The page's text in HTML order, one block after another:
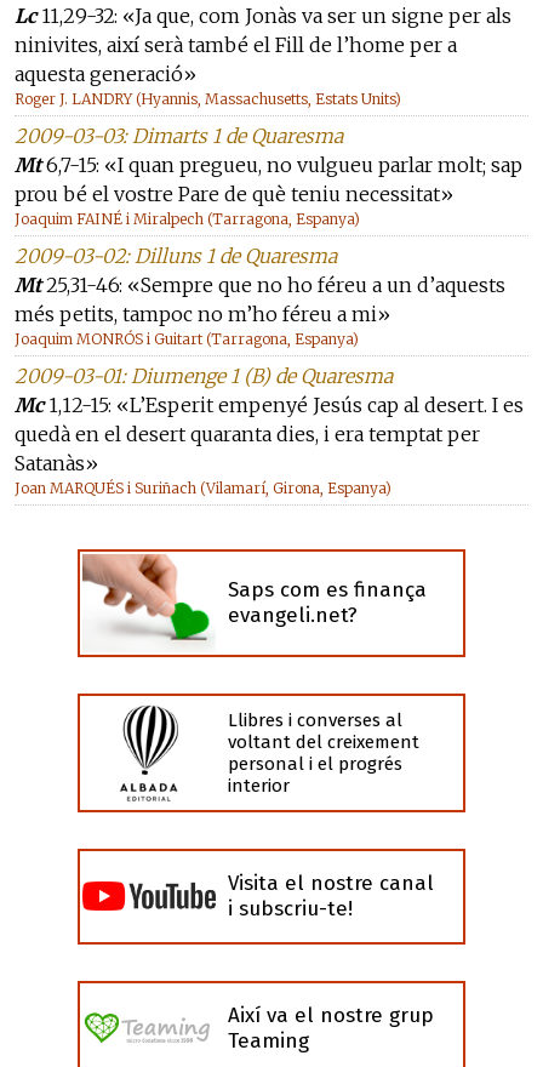
Lc11,29-32: «Ja que, com Jonàs va ser un signe per als
ninivites, així serà també el Fill de l’home per a
aquesta generació»
Roger J. LANDRY (Hyannis, Massachusetts, Estats Units)
2009-03-03: Dimarts 1 de Quaresma
Mt6,7-15: «I quan pregueu, no vulgueu parlar molt; sap
prou bé el vostre Pare de què teniu necessitat»
Joaquim FAINÉ i Miralpech (Tarragona, Espanya)
2009-03-02: Dilluns 1 de Quaresma
Mt25,31-46: «Sempre que no ho féreu a un d’aquests
més petits, tampoc no m’ho féreu a mi»
Joaquim MONRÓS i Guitart (Tarragona, Espanya)
2009-03-01: Diumenge 1 (B) de Quaresma
Mc1,12-15: «L’Esperit empenyé Jesús cap al desert. I es
quedà en el desert quaranta dies, i era temptat per
Satanàs»
Joan MARQUÉS i Suriñach (Vilamarí, Girona, Espanya)
Saps com es finança
evangeli.net?
Llibres i converses al
voltant del creixement
personal i el progrés
interior
Visita el nostre canal
i subscriu-te!
Així va el nostre grup
Teaming